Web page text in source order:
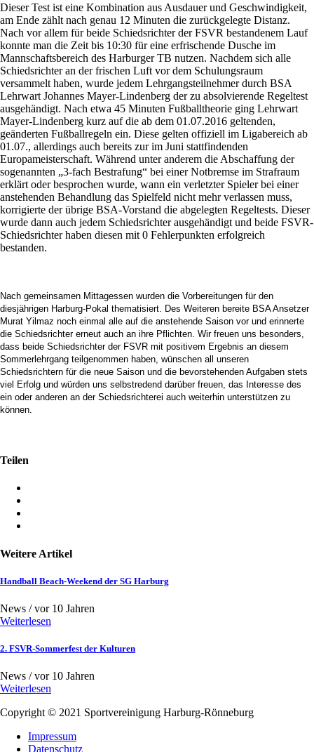
Dieser Test ist eine Kombination aus Ausdauer und Geschwindigkeit,
am Ende zählt nach genau 12 Minuten die zurückgelegte Distanz.
Nach vor allem für beide Schiedsrichter der FSVR bestandenem Lauf
konnte man die Zeit bis 10:30 für eine erfrischende Dusche im
Mannschaftsbereich des Harburger TB nutzen. Nachdem sich alle
Schiedsrichter an der frischen Luft vor dem Schulungsraum
versammelt haben, wurde jedem Lehrgangsteilnehmer durch BSA
Lehrwart Johannes Mayer-Lindenberg der zu absolvierende Regeltest
ausgehändigt. Nach etwa 45 Minuten Fußballtheorie ging Lehrwart
Mayer-Lindenberg kurz auf die ab dem 01.07.2016 geltenden,
geänderten Fußballregeln ein. Diese gelten offiziell im Ligabereich ab
01.07., allerdings auch bereits zur im Juni stattfindenden
Europameisterschaft. Während unter anderem die Abschaffung der
sogenannten „3-fach Bestrafung“ bei einer Notbremse im Strafraum
erklärt oder besprochen wurde, wann ein verletzter Spieler bei einer
anstehenden Behandlung das Spielfeld nicht mehr verlassen muss,
korrigierte der übrige BSA-Vorstand die abgelegten Regeltests. Dieser
wurde dann auch jedem Schiedsrichter ausgehändigt und beide FSVR-
Schiedsrichter haben diesen mit 0 Fehlerpunkten erfolgreich
bestanden.
Nach gemeinsamen Mittagessen wurden die Vorbereitungen für den
diesjährigen Harburg-Pokal thematisiert. Des Weiteren bereite BSA Ansetzer
Murat Yilmaz noch einmal alle auf die anstehende Saison vor und erinnerte
die Schiedsrichter erneut auch an ihre Pflichten. Wir freuen uns besonders,
dass beide Schiedsrichter der FSVR mit positivem Ergebnis an diesem
Sommerlehrgang teilgenommen haben, wünschen all unseren
Schiedsrichtern für die neue Saison und die bevorstehenden Aufgaben stets
viel Erfolg und würden uns selbstredend darüber freuen, das Interesse des
ein oder anderen an der Schiedsrichterei auch weiterhin unterstützen zu
können.
Teilen
Weitere Artikel
Handball Beach-Weekend der SG Harburg
News /vor 10 Jahren
Weiterlesen
2. FSVR-Sommerfest der Kulturen
News /vor 10 Jahren
Weiterlesen
Copyright © 2021 Sportvereinigung Harburg-Rönneburg
Impressum
Datenschutz